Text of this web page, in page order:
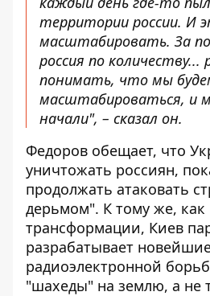
территории россии. И
масштабировать. За
россия по количеству...
понимать, что мы
масштабироваться, и
начали", – сказал он.
Федоров обещает, что
уничтожать россиян,
продолжать атаковать
дерьмом". К тому же, как
трансформации, Киев
разрабатывает
радиоэлектронной
"шахеды" на землю, а не